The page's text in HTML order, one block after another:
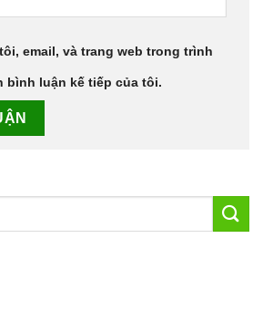
email, và trang web trong trình
bình luận kế tiếp của tôi.